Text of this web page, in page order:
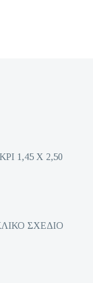
1,45 Χ 2,50
ΣΧΕΔΙΟ